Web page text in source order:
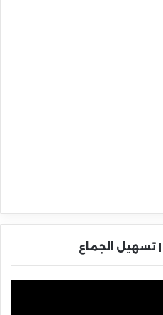
| تسهيل الجماع